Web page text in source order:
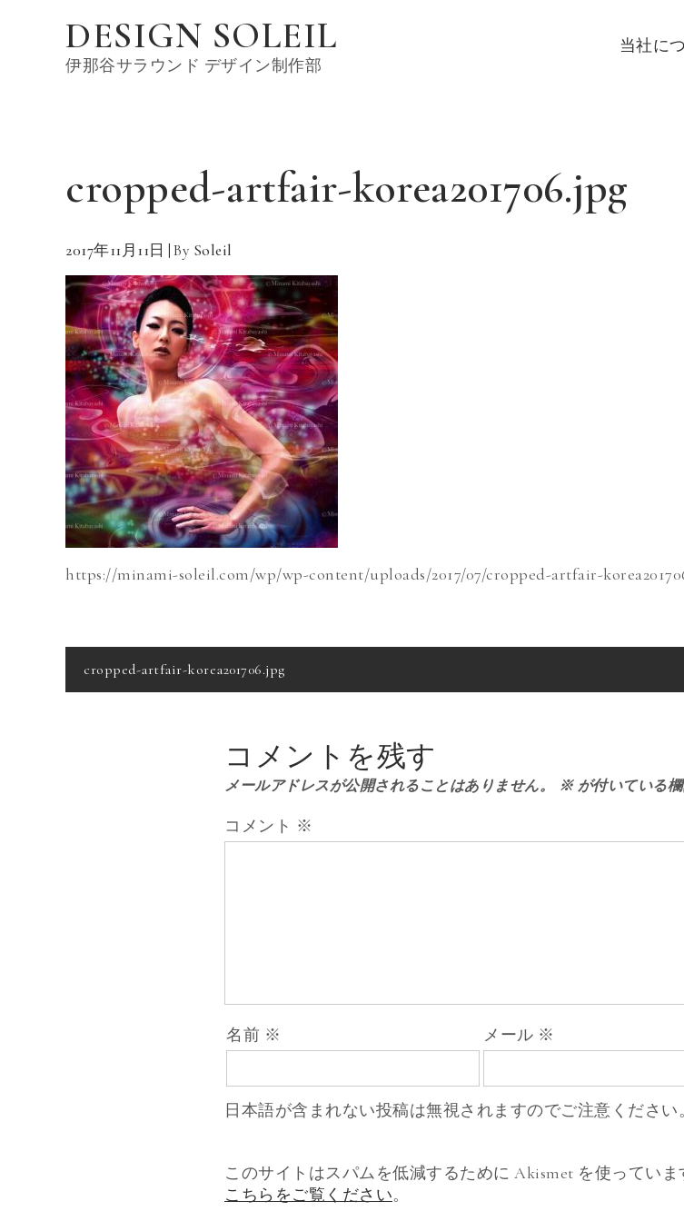
DESIGN SOLEIL
伊那谷サラウンド デザイン制作部
当社に
cropped-artfair-korea201706.jpg
2017年11月11日 By Soleil
https://minami-soleil.com/wp/wp-content/uploads/2017/07/cropped-artfair-
投
cropped-artfair-korea201706.jpg
コメントを残す
メールアドレスが公開されることはありません。 ※が付いている
コメント ※
名前 ※ メール ※
日本語が含まれない投稿は無視されますのでご注意ください
このサイトはスパムを低減するために Akismet を使っていま
こちらをご覧ください。